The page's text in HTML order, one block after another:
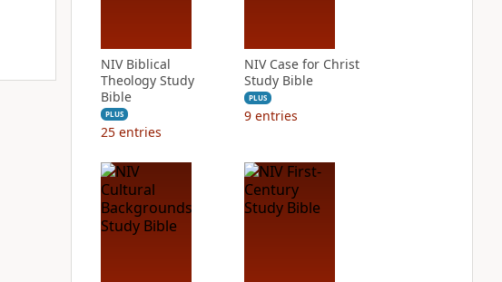
NIV Biblical
Theology Study
Bible
PLUS
25 entries
NIV Case for Christ
Study Bible
PLUS
9 entries